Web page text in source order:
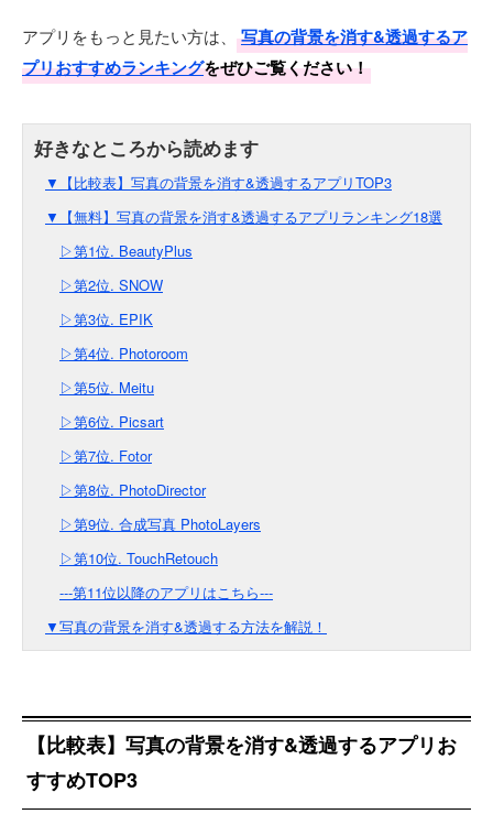
アプリをもっと見たい方は、
写真の背景を消す&透過するア
プリおすすめランキングをぜひご覧ください！
▼【比較表】写真の背景を消す&透過するアプリTOP3
▼【無料】写真の背景を消す&透過するアプリランキング18選
▷第1位. BeautyPlus
▷第2位. SNOW
▷第3位. EPIK
▷第4位. Photoroom
▷第5位. Meitu
▷第6位. Picsart
▷第7位. Fotor
▷第8位. PhotoDirector
▷第9位. 合成写真 PhotoLayers
▷第10位. TouchRetouch
---第11位以降のアプリはこちら---
▼写真の背景を消す&透過する方法を解説！
【比較表】写真の背景を消す&透過するアプリお
すすめTOP3